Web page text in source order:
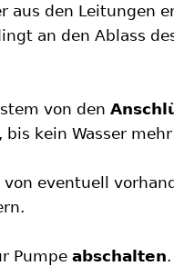
aus den Leitungen
an den Ablass
von den
, bis kein Wasser
von eventuell
Pumpe abschalten.